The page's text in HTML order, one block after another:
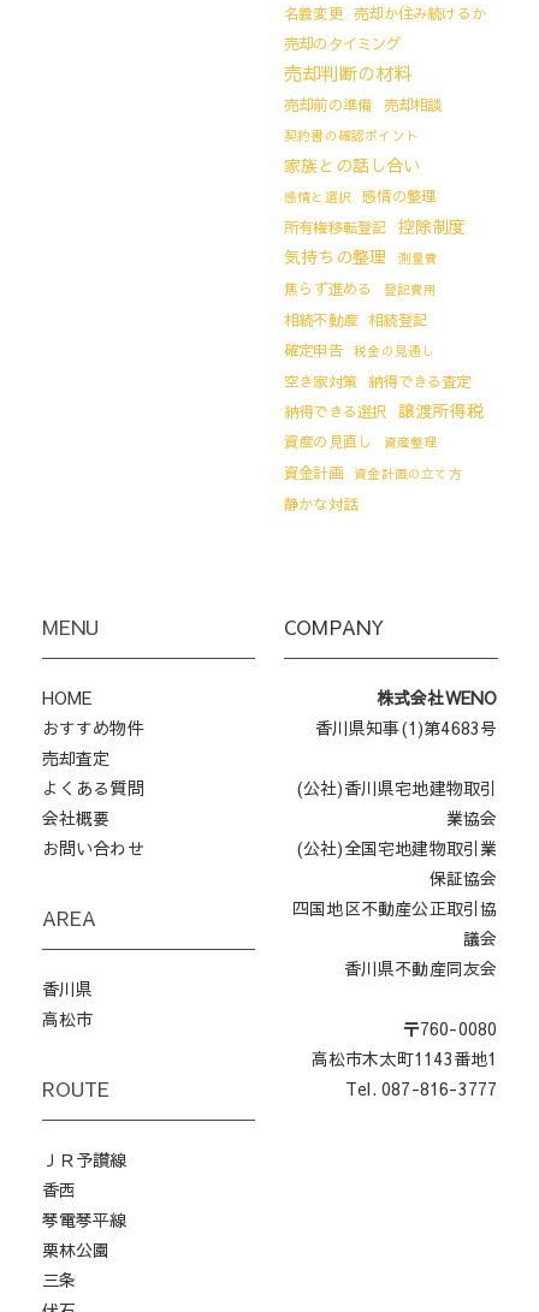
名義変更 売却か住み続けるか
売却のタイミング
売却判断の材料
売却前の準備 売却相談
契約書の確認ポイント
家族との話し合い
感情と選択
感情の整理
所有権移転登記 控除制度
気持ちの整理
測量費
焦らず進める 登記費用
相続不動産 相続登記
確定申告
税金の見通し
空き家対策
納得できる査定
納得できる選択
譲渡所得税
資産の見直し 資産整理
資金計画 資金計画の立て方
静かな対話
MENU
HOME
おすすめ物件
売却査定
よくある質問
会社概要
お問い合わせ
AREA
香川県
高松市
ROUTE
ＪＲ予讃線
香西
琴電琴平線
栗林公園
三条
COMPANY
株式会社WENO
香川県知事(1)第4683号
(公社)香川県宅地建物取引
業協会
(公社)全国宅地建物取引業
保証協会
四国地区不動産公正取引協
議会
香川県不動産同友会
〒760-0080
高松市木太町1143番地1
Tel. 087-816-3777